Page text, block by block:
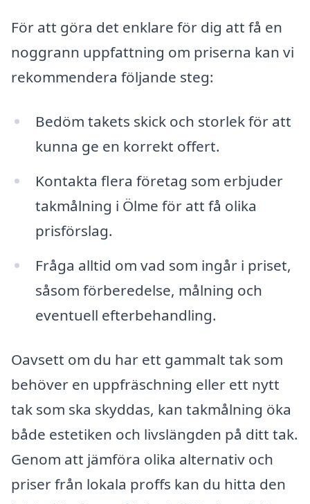
För att göra det enklare för dig att få en
noggrann uppfattning om priserna kan vi
rekommendera följande steg:
Bedöm takets skick och storlek för att
kunna ge en korrekt offert.
Kontakta flera företag som erbjuder
takmålning i Ölme för att få olika
prisförslag.
Fråga alltid om vad som ingår i priset,
såsom förberedelse, målning och
eventuell efterbehandling.
Oavsett om du har ett gammalt tak som
behöver en uppfräschning eller ett nytt
tak som ska skyddas, kan takmålning öka
både estetiken och livslängden på ditt tak.
Genom att jämföra olika alternativ och
priser från lokala proffs kan du hitta den